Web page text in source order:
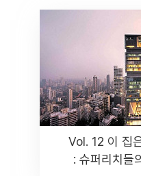
Vol. 12 이 집
: 슈퍼리치들